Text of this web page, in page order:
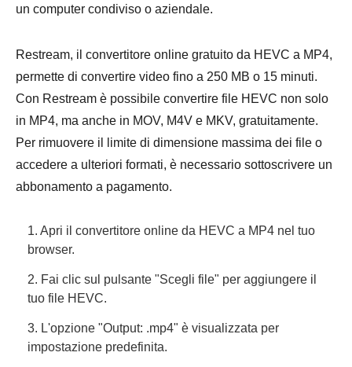
un computer condiviso o aziendale.
Restream, il convertitore online gratuito da HEVC a MP4,
permette di convertire video fino a 250 MB o 15 minuti.
Con Restream è possibile convertire file HEVC non solo
in MP4, ma anche in MOV, M4V e MKV, gratuitamente.
Per rimuovere il limite di dimensione massima dei file o
accedere a ulteriori formati, è necessario sottoscrivere un
abbonamento a pagamento.
1. Apri il convertitore online da HEVC a MP4 nel tuo
browser.
2. Fai clic sul pulsante "Scegli file" per aggiungere il
tuo file HEVC.
3. L'opzione "Output: .mp4" è visualizzata per
impostazione predefinita.